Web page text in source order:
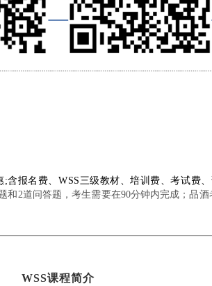
报名费、WSS三级教材、培训费、考试费
和2道问答题，考生需要在90分钟内完成；品
WSS课程简介